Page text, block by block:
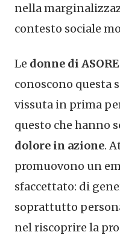
nella
contesto sociale
Le donne di
conoscono questa
vissuta in prima
questo che hanno
dolore in azione.
promuovono un
sfaccettato: di
soprattutto
nel riscoprire la